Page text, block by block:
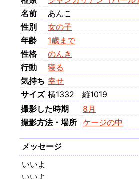
名前
あんこ
性別
女の子
年齢
1歳まで
性格
のんき
行動
寝る
気持ち 幸せ
サイズ 横1332 縦1019
撮影した時期
8月
撮影方法・場所 ケージの中
メッセージ
いいよ